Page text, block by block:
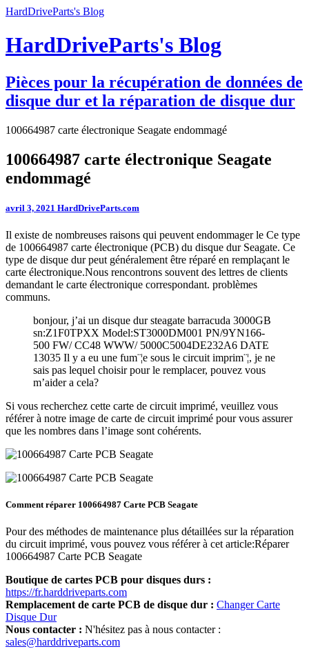
HardDriveParts's Blog
HardDriveParts's Blog
Pièces pour la récupération de données de
disque dur et la réparation de disque dur
100664987 carte électronique Seagate endommagé
100664987 carte électronique Seagate
endommagé
avril 3, 2021 HardDriveParts.com
Il existe de nombreuses raisons qui peuvent endommager le Ce type
de 100664987 carte électronique (PCB) du disque dur Seagate. Ce
type de disque dur peut généralement être réparé en remplaçant le
carte électronique.Nous rencontrons souvent des lettres de clients
demandant le carte électronique correspondant. problèmes
communs.
bonjour, j’ai un disque dur steagate barracuda 3000GB
sn:Z1F0TPXX Model:ST3000DM001 PN/9YN166-
500 FW/ CC48 WWW/ 5000C5004DE232A6 DATE
13035 Il y a eu une fum¨¦e sous le circuit imprim¨¦, je ne
sais pas lequel choisir pour le remplacer, pouvez vous
m’aider a cela?
Si vous recherchez cette carte de circuit imprimé, veuillez vous
référer à notre image de carte de circuit imprimé pour vous assurer
que les nombres dans l’image sont cohérents.
Comment réparer 100664987 Carte PCB Seagate
Pour des méthodes de maintenance plus détaillées sur la réparation
du circuit imprimé, vous pouvez vous référer à cet article:Réparer
100664987 Carte PCB Seagate
Boutique de cartes PCB pour disques durs :
https://fr.harddriveparts.com
Remplacement de carte PCB de disque dur : Changer Carte
Disque Dur
Nous contacter : N'hésitez pas à nous contacter :
sales@harddriveparts.com